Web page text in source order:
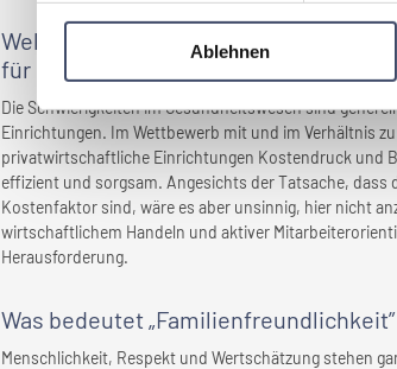
Ablehnen
Welche Herausforderungen haben
für
Die Schwierigkeiten im Gesundheitswesen sind
Einrichtungen. Im Wettbewerb mit und im Verhältnis
privatwirtschaftliche Einrichtungen Kostendruck und
effizient und sorgsam. Angesichts der Tatsache,
Kostenfaktor sind, wäre es aber unsinnig, hier nicht
wirtschaftlichem Handeln und aktiver
Herausforderung.
Was bedeutet
Menschlichkeit, Respekt und Wertschätzung stehen